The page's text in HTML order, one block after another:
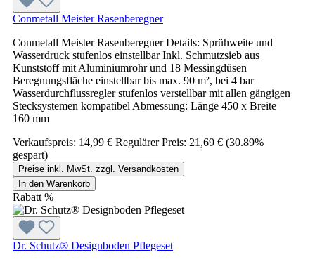
Conmetall Meister Rasenberegner
Conmetall Meister Rasenberegner Details: Sprühweite und
Wasserdruck stufenlos einstellbar Inkl. Schmutzsieb aus
Kunststoff mit Aluminiumrohr und 18 Messingdüsen
Beregnungsfläche einstellbar bis max. 90 m², bei 4 bar
Wasserdurchflussregler stufenlos verstellbar mit allen gängigen
Stecksystemen kompatibel Abmessung: Länge 450 x Breite
160 mm
Verkaufspreis: 14,99 € Regulärer Preis: 21,69 € (30.89%
gespart)
Preise inkl. MwSt. zzgl. Versandkosten
In den Warenkorb
Rabatt %
Dr. Schutz® Designboden Pflegeset